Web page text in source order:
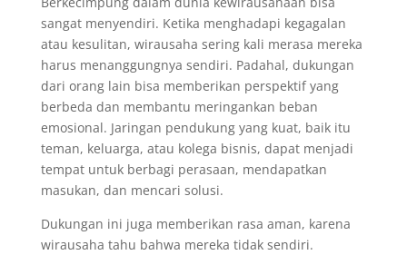
sangat menyendiri. Ketika menghadapi kegagalan
atau kesulitan, wirausaha sering kali merasa mereka
harus menanggungnya sendiri. Padahal, dukungan
dari orang lain bisa memberikan perspektif yang
berbeda dan membantu meringankan beban
emosional. Jaringan pendukung yang kuat, baik itu
teman, keluarga, atau kolega bisnis, dapat menjadi
tempat untuk berbagi perasaan, mendapatkan
masukan, dan mencari solusi.
Dukungan ini juga memberikan rasa aman, karena
wirausaha tahu bahwa mereka tidak sendiri.